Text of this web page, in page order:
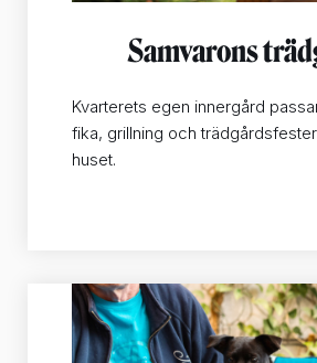
Samvarons
Kvarterets egen innergård
fika, grillning och
huset.